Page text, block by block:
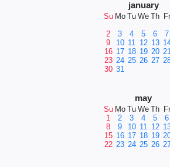
january
Su Mo Tu We Th Fr
2
3 4 5 6 7
9
10 11 12 13
16 17 18 19 20
23 24 25 26 27
30 31
may
Su Mo Tu We Th Fr
1
2 3 4 5 6
8
9 10 11 12
15 16 17 18 19
22 23 24 25 26